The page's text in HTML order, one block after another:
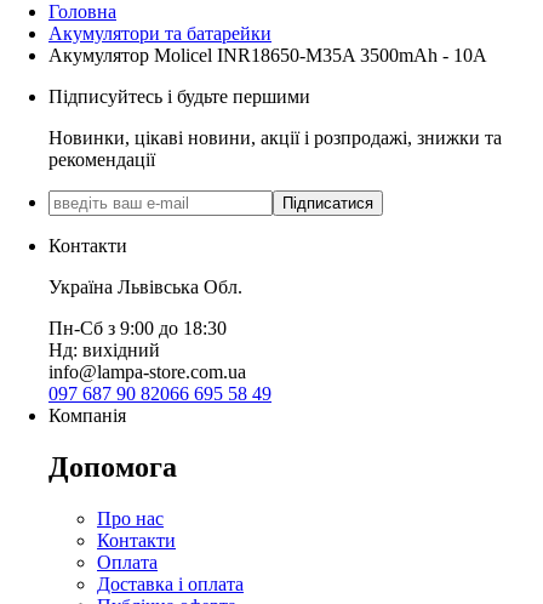
Головна
Акумулятори та батарейки
Акумулятор Molicel INR18650-M35A 3500mAh - 10A
Підписуйтесь і будьте першими
Новинки, цікаві новини, акції і розпродажі, знижки та
рекомендації
Підписатися
Контакти
Україна Львівська Обл.
Пн-Сб з 9:00 до 18:30
Нд: вихідний
info@lampa-store.com.ua
097 687 90 82066 695 58 49
Компанія
Допомога
Про нас
Контакти
Оплата
Доставка і оплата